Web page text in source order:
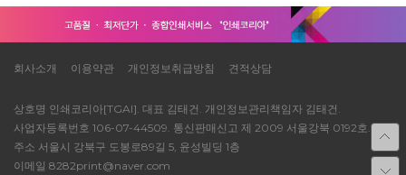
회사소개 이용약관 개인정보취급방침 견적상담
상호명 인쇄코리아[TGAI]. 대표 김태건. 개인정보관리책임자 김태건.
사업자등록번호 106-07-44509. 통신판매신고 제 2009 서울강북 0192호.
주소 서울시 강북구 도봉로89길 5, 윤성빌딩 1층
이메일 8282print@naver.com